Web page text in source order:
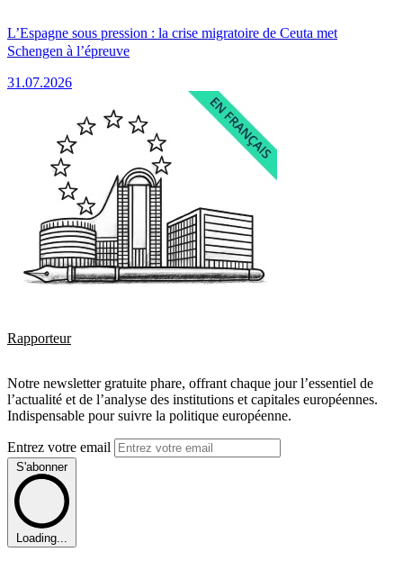
L’Espagne sous pression : la crise migratoire de Ceuta met
Schengen à l’épreuve
31.07.2026
Rapporteur
Notre newsletter gratuite phare, offrant chaque jour l’essentiel de
l’actualité et de l’analyse des institutions et capitales européennes.
Indispensable pour suivre la politique européenne.
Entrez votre email
S'abonner
Loading...